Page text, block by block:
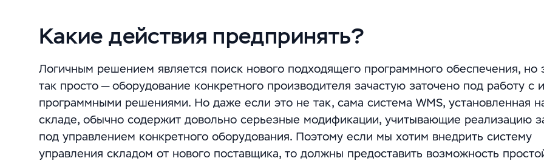
Какие действия предпринять?
Логичным решением является поиск нового подходящего программного обеспечения, но
так просто — оборудование конкретного производителя зачастую заточено под работу с
программными решениями. Но даже если это не так, сама система WMS, установленная
складе, обычно содержит довольно серьезные модификации, учитывающие реализацию
под управлением конкретного оборудования. Поэтому если мы хотим внедрить систему
управления складом от нового поставщика, то должны предоставить возможность